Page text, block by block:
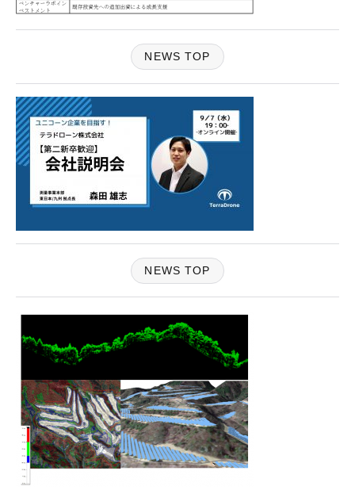
NEWS TOP
NEWS TOP